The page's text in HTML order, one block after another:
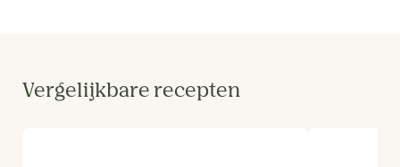
Vergelijkbare recepten